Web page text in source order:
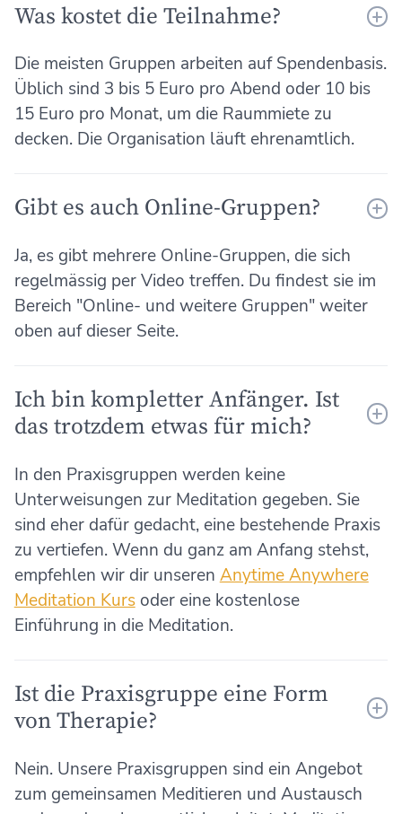
Was kostet die Teilnahme?
Die meisten Gruppen arbeiten auf Spendenbasis.
Üblich sind 3 bis 5 Euro pro Abend oder 10 bis
15 Euro pro Monat, um die Raummiete zu
decken. Die Organisation läuft ehrenamtlich.
Gibt es auch Online-Gruppen?
Ja, es gibt mehrere Online-Gruppen, die sich
regelmässig per Video treffen. Du findest sie im
Bereich "Online- und weitere Gruppen" weiter
oben auf dieser Seite.
Ich bin kompletter Anfänger. Ist
das trotzdem etwas für mich?
In den Praxisgruppen werden keine
Unterweisungen zur Meditation gegeben. Sie
sind eher dafür gedacht, eine bestehende Praxis
zu vertiefen. Wenn du ganz am Anfang stehst,
empfehlen wir dir unseren Anytime Anywhere
Meditation Kursoder eine kostenlose
Einführung in die Meditation.
Ist die Praxisgruppe eine Form
von Therapie?
Nein. Unsere Praxisgruppen sind ein Angebot
zum gemeinsamen Meditieren und Austausch